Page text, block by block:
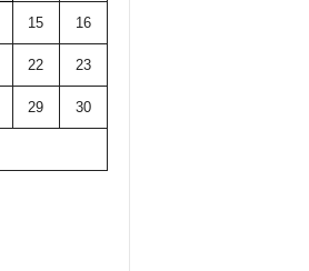
15 16
22 23
29 30